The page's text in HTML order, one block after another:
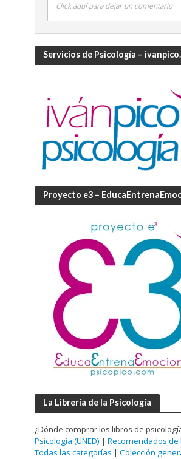
Click aquí para dejar un comentario
Servicios de Psicología –
Proyecto e3 –
La Librería de la Psicología
¿Dónde comprar los libros de
Psicología (UNED) | Recomendados de
Todas las categorías | Colección